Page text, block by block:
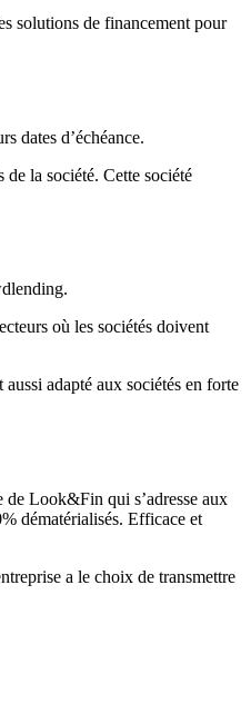
solutions de financement pour
dates d’échéance.
la société. Cette société
où les sociétés doivent
adapté aux sociétés en forte
Look&Fin qui s’adresse aux
dématérialisés. Efficace et
a le choix de transmettre